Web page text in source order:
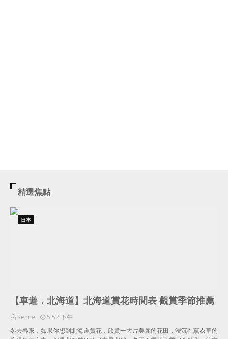
精選焦點
日本
【車遊．北海道】北海道賞花時間表 觀賞季節推薦
Kenne
5:52 下午
冬去春來，如果你想到北海道賞花，欣賞一大片美麗的花田，浸沉在薰衣草的